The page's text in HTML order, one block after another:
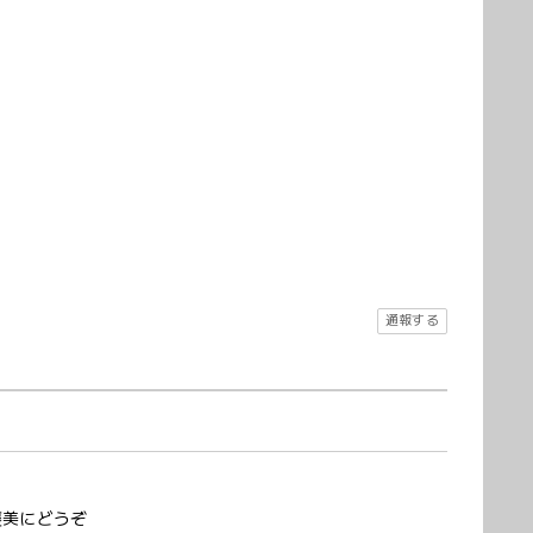
通報する
にどうぞ